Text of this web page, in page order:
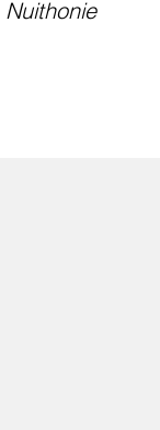
Nuithonie